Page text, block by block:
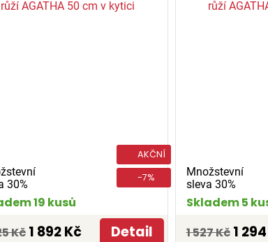
30%
AKČNÍ
-7%
19 kusů
Kč 1 892 Kč Detail
Množstevní
sleva 30%
Skladem 5
1 527 Kč 1